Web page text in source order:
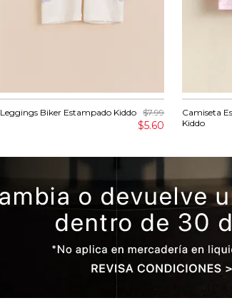
Leggings Biker Estampado Kiddo $7.99
$5.60
Camiseta
Kiddo